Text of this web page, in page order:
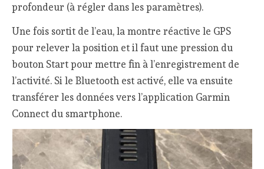
profondeur (à régler dans les paramètres).
Une fois sortit de l’eau, la montre réactive le GPS
pour relever la position et il faut une pression du
bouton Start pour mettre fin à l’enregistrement de
l’activité. Si le Bluetooth est activé, elle va ensuite
transférer les données vers l’application Garmin
Connect du smartphone.